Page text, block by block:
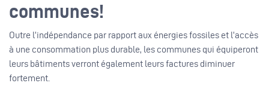
communes!
Outre l’indépendance par rapport aux énergies fossiles et l’accès
à une consommation plus durable, les communes qui équiperont
leurs bâtiments verront également leurs factures diminuer
fortement. ​